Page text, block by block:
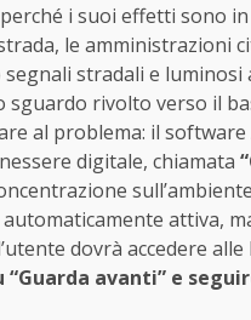
i suoi effetti sono
le amministrazioni
stradali e
rivolto verso il
al problema: il
digitale, chiamata
attiva,
dovrà accedere
avanti” e